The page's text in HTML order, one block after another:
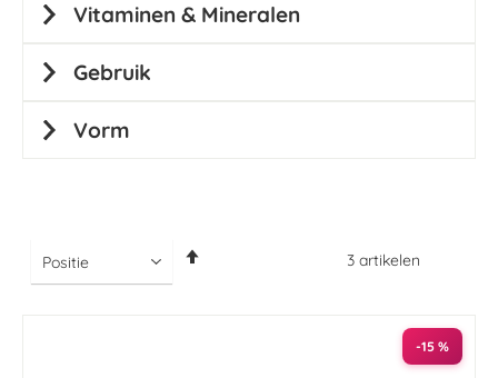
3 artikelen
-15 %
Vitaminen & Mineralen
Gebruik
Vorm